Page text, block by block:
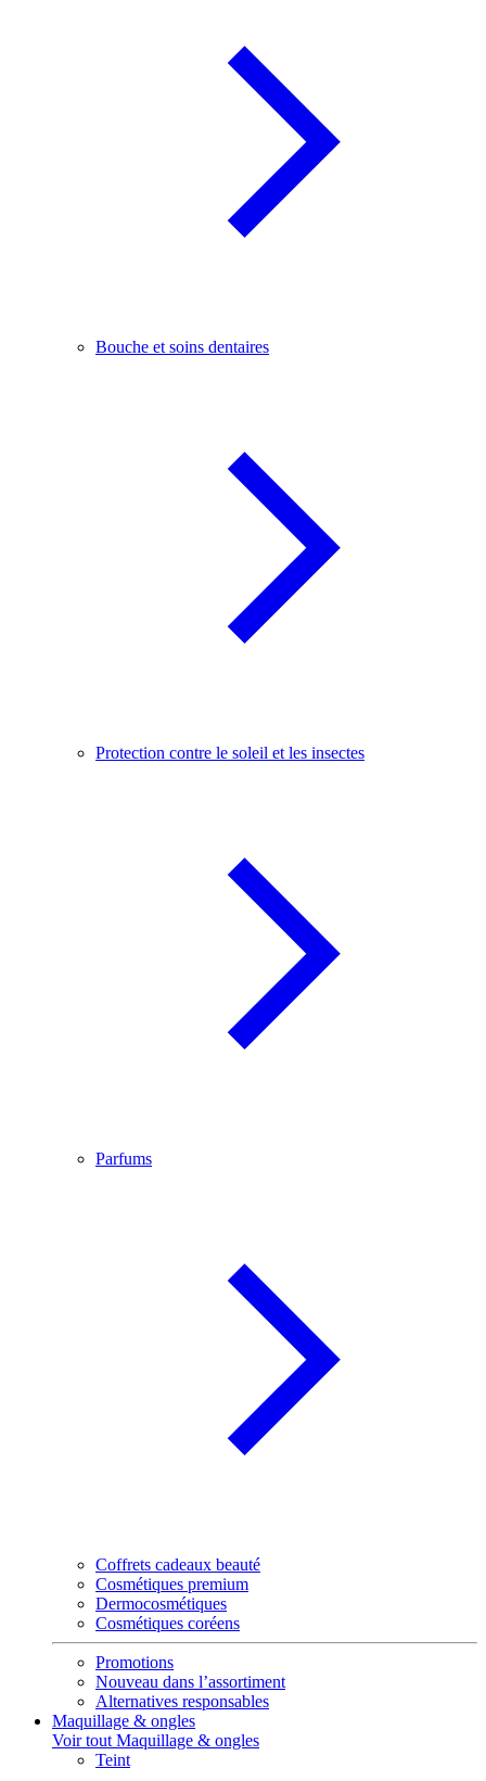
Bouche et soins dentaires
Protection contre le soleil et les insectes
Parfums
Coffrets cadeaux beauté
Cosmétiques premium
Dermocosmétiques
Cosmétiques coréens
Promotions
Nouveau dans l’assortiment
Alternatives responsables
Maquillage & ongles
Voir tout Maquillage & ongles
Teint